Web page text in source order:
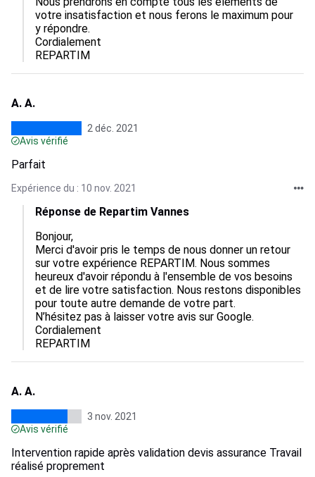
votre insatisfaction et nous ferons le maximum pour
y répondre.
Cordialement
REPARTIM
A. A.
2 déc. 2021
Avis vérifié
Parfait
Expérience du : 10 nov. 2021
Réponse de Repartim Vannes
Bonjour,
Merci d'avoir pris le temps de nous donner un retour
sur votre expérience REPARTIM. Nous sommes
heureux d'avoir répondu à l'ensemble de vos besoins
et de lire votre satisfaction. Nous restons disponibles
pour toute autre demande de votre part.
N’hésitez pas à laisser votre avis sur Google.
Cordialement
A. A.
3 nov. 2021
Avis vérifié
Intervention rapide après validation devis assurance Travail
réalisé proprement